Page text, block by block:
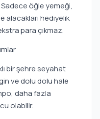
öğle yemeği,
alacakları hediyelik
para çıkmaz.
bir şehre seyahat
ve dolu dolu hale
daha fazla
olabilir.